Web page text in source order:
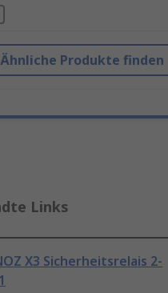
Ähnliche Produkte finden
Links
X3 Sicherheitsrelais 2-